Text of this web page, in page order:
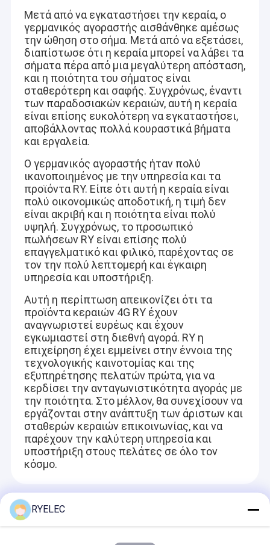
Μετά από να εγκαταστήσει την κεραία, ο
γερμανικός αγοραστής αισθάνθηκε αμέσως
την ώθηση στο σήμα. Μετά από να εξετάσει,
διαπίστωσε ότι η κεραία μπορεί να λάβει τα
σήματα πέρα από μια μεγαλύτερη απόσταση,
και η ποιότητα του σήματος είναι
σταθερότερη και σαφής. Συγχρόνως, έναντι
των παραδοσιακών κεραιών, αυτή η κεραία
είναι επίσης ευκολότερη να εγκαταστήσει,
αποβάλλοντας πολλά κουραστικά βήματα
και εργαλεία.
Ο γερμανικός αγοραστής ήταν πολύ
ικανοποιημένος με την υπηρεσία και τα
προϊόντα RY. Είπε ότι αυτή η κεραία είναι
πολύ οικονομικώς αποδοτική, η τιμή δεν
είναι ακριβή και η ποιότητα είναι πολύ
υψηλή. Συγχρόνως, το προσωπικό
πωλήσεων RY είναι επίσης πολύ
επαγγελματικό και φιλικό, παρέχοντας σε
τον την πολύ λεπτομερή και έγκαιρη
υπηρεσία και υποστήριξη.
Αυτή η περίπτωση απεικονίζει ότι τα
προϊόντα κεραιών 4G RY έχουν
αναγνωριστεί ευρέως και έχουν
εγκωμιαστεί στη διεθνή αγορά. RY η
επιχείρηση έχει εμμείνει στην έννοια της
τεχνολογικής καινοτομίας και της
εξυπηρέτησης πελατών πρώτα, για να
κερδίσει την ανταγωνιστικότητα αγοράς με
την ποιότητα. Στο μέλλον, θα συνεχίσουν να
εργάζονται στην ανάπτυξη των άριστων και
σταθερών κεραιών επικοινωνίας, και να
παρέχουν την καλύτερη υπηρεσία και
υποστήριξη στους πελάτες σε όλο τον
κόσμο.
Recommended Products
RYELEC